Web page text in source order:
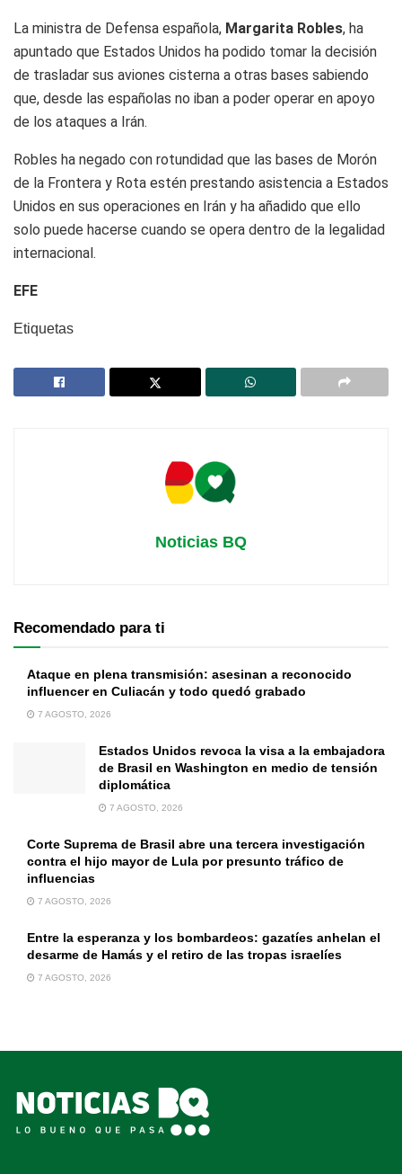
La ministra de Defensa española, Margarita Robles, ha
apuntado que Estados Unidos ha podido tomar la decisión
de trasladar sus aviones cisterna a otras bases sabiendo
que, desde las españolas no iban a poder operar en apoyo
de los ataques a Irán.
Robles ha negado con rotundidad que las bases de Morón
de la Frontera y Rota estén prestando asistencia a Estados
Unidos en sus operaciones en Irán y ha añadido que ello
solo puede hacerse cuando se opera dentro de la legalidad
internacional.
EFE
Etiquetas
Noticias BQ
Recomendado para ti
Ataque en plena transmisión: asesinan a reconocido
influencer en Culiacán y todo quedó grabado
7 AGOSTO, 2026
Estados Unidos revoca la visa a la embajadora
de Brasil en Washington en medio de tensión
diplomática
7 AGOSTO, 2026
Corte Suprema de Brasil abre una tercera investigación
contra el hijo mayor de Lula por presunto tráfico de
influencias
7 AGOSTO, 2026
Entre la esperanza y los bombardeos: gazatíes anhelan el
desarme de Hamás y el retiro de las tropas israelíes
7 AGOSTO, 2026